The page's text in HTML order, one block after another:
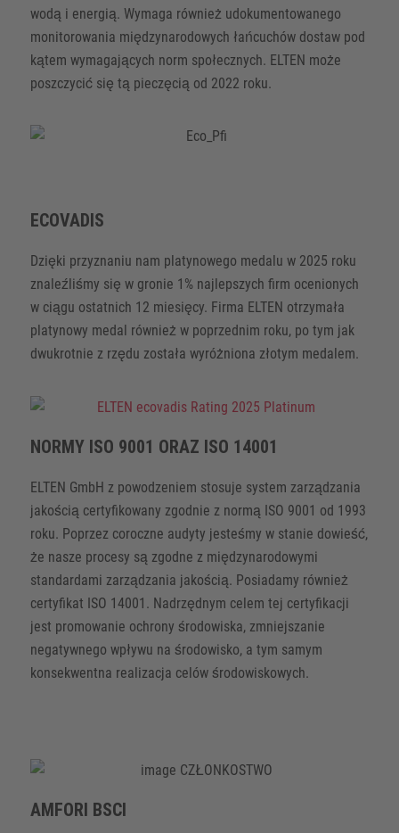
wodą i energią. Wymaga również udokumentowanego
monitorowania międzynarodowych łańcuchów dostaw pod
kątem wymagających norm społecznych. ELTEN może
poszczycić się tą pieczęcią od 2022 roku.
ECOVADIS
Dzięki przyznaniu nam platynowego medalu w 2025 roku
znaleźliśmy się w gronie 1% najlepszych firm ocenionych
w ciągu ostatnich 12 miesięcy. Firma ELTEN otrzymała
platynowy medal również w poprzednim roku, po tym jak
dwukrotnie z rzędu została wyróżniona złotym medalem.
NORMY ISO 9001 ORAZ ISO 14001
ELTEN GmbH z powodzeniem stosuje system zarządzania
jakością certyfikowany zgodnie z normą ISO 9001 od 1993
roku. Poprzez coroczne audyty jesteśmy w stanie dowieść,
że nasze procesy są zgodne z międzynarodowymi
standardami zarządzania jakością. Posiadamy również
certyfikat ISO 14001. Nadrzędnym celem tej certyfikacji
jest promowanie ochrony środowiska, zmniejszanie
negatywnego wpływu na środowisko, a tym samym
konsekwentna realizacja celów środowiskowych.
AMFORI BSCI